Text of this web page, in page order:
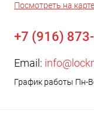
Посмотреть на карте
+7 (916)
Email:
График работы Пн-